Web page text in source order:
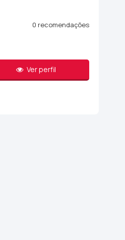
0 recomendações
Ver perfil